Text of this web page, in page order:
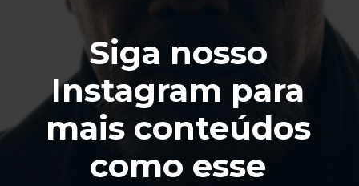
Siga nosso
Instagram para
mais conteúdos
como esse